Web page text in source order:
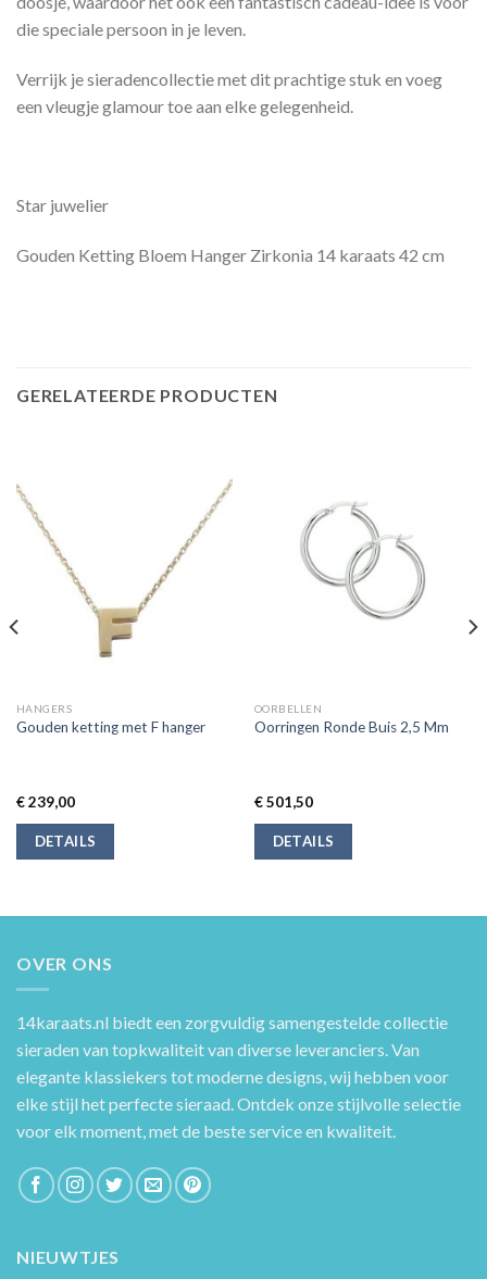
die speciale persoon in je leven.
Verrijk je sieradencollectie met dit prachtige stuk en voeg
een vleugje glamour toe aan elke gelegenheid.
Star juwelier
Gouden Ketting Bloem Hanger Zirkonia 14 karaats 42 cm
GERELATEERDE PRODUCTEN
HANGERS
Gouden ketting met F hanger
€239,00
DETAILS
OORBELLEN
Oorringen Ronde Buis 2,5 Mm
€501,50
DETAILS
OVER ONS
14karaats.nl biedt een zorgvuldig samengestelde collectie
sieraden van topkwaliteit van diverse leveranciers. Van
elegante klassiekers tot moderne designs, wij hebben voor
elke stijl het perfecte sieraad. Ontdek onze stijlvolle selectie
voor elk moment, met de beste service en kwaliteit.
NIEUWTJES